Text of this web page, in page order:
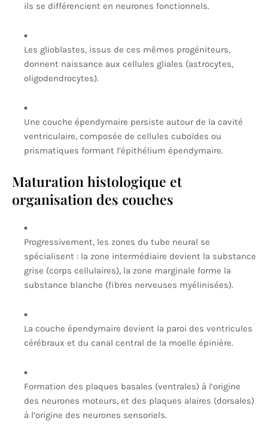
ils se différencient en neurones fonctionnels.
Les glioblastes, issus de ces mêmes progéniteurs,
donnent naissance aux cellules gliales (astrocytes,
oligodendrocytes).
Une couche épendymaire persiste autour de la cavité
ventriculaire, composée de cellules cuboïdes ou
prismatiques formant l’épithélium épendymaire.
Maturation histologique et
organisation des couches
Progressivement, les zones du tube neural se
spécialisent : la zone intermédiaire devient la substance
grise (corps cellulaires), la zone marginale forme la
substance blanche (fibres nerveuses myélinisées).
La couche épendymaire devient la paroi des ventricules
cérébraux et du canal central de la moelle épinière.
Formation des plaques basales (ventrales) à l’origine
des neurones moteurs, et des plaques alaires (dorsales)
à l’origine des neurones sensoriels.